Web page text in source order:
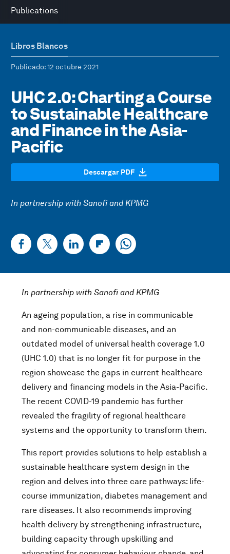
Publications
Libros Blancos
Publicado: 12 octubre 2021
UHC 2.0: Charting a Course
to Sustainable Healthcare
and Finance in the Asia-
Pacific
Descargar PDF
In partnership with Sanofi and KPMG
In partnership with Sanofi and KPMG
An ageing population, a rise in communicable
and non-communicable diseases, and an
outdated model of universal health coverage 1.0
(UHC 1.0) that is no longer fit for purpose in the
region showcase the gaps in current healthcare
delivery and financing models in the Asia-Pacific.
The recent COVID-19 pandemic has further
revealed the fragility of regional healthcare
systems and the opportunity to transform them.
This report provides solutions to help establish a
sustainable healthcare system design in the
region and delves into three care pathways: life-
course immunization, diabetes management and
rare diseases. It also recommends improving
health delivery by strengthening infrastructure,
building capacity through upskilling and